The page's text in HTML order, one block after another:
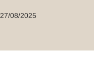
08/2025